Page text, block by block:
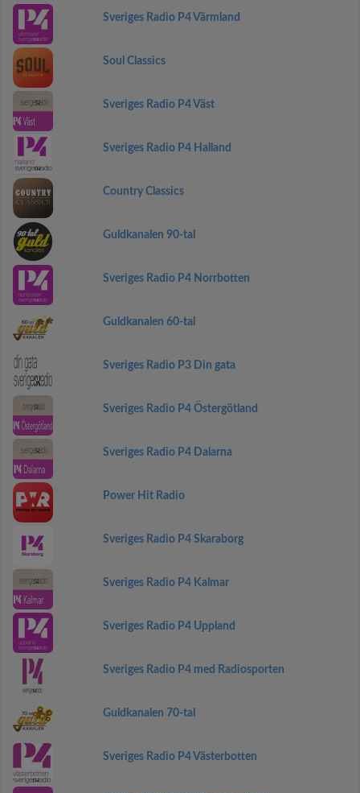
Sveriges Radio P4 Värmland
Soul Classics
Sveriges Radio P4 Väst
Sveriges Radio P4 Halland
Country Classics
Guldkanalen 90-tal
Sveriges Radio P4 Norrbotten
Guldkanalen 60-tal
Sveriges Radio P3 Din gata
Sveriges Radio P4 Östergötland
Sveriges Radio P4 Dalarna
Power Hit Radio
Sveriges Radio P4 Skaraborg
Sveriges Radio P4 Kalmar
Sveriges Radio P4 Uppland
Sveriges Radio P4 med Radiosporten
Guldkanalen 70-tal
Sveriges Radio P4 Västerbotten